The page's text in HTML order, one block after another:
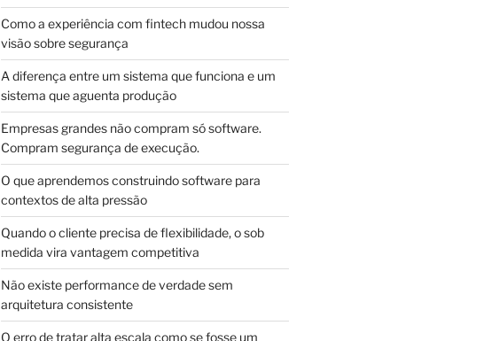
Como a experiência com fintech mudou nossa
visão sobre segurança
A diferença entre um sistema que funciona e um
sistema que aguenta produção
Empresas grandes não compram só software.
Compram segurança de execução.
O que aprendemos construindo software para
contextos de alta pressão
Quando o cliente precisa de flexibilidade, o sob
medida vira vantagem competitiva
Não existe performance de verdade sem
arquitetura consistente
O erro de tratar alta escala como se fosse um